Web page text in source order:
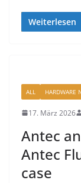
Weiterlesen
ALL HARDWARE
17. März 2026
Antec
Antec
case